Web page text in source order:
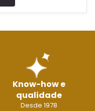
Know-how e
qualidade
Desde 1978